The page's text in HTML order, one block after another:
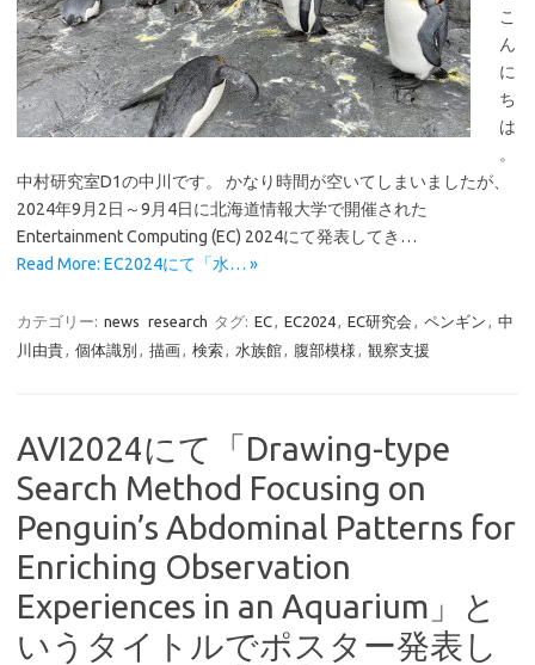
こ
ん
に
ち
は
。
中村研究室D1の中川です。 かなり時間が空いてしまいましたが、
2024年9月2日～9月4日に北海道情報大学で開催された
Entertainment Computing (EC) 2024にて発表してき…
Read More: EC2024にて「水… »
カテゴリー: news research タグ: EC, EC2024, EC研究会 , ペンギン , 中
川由貴, 個体識別 , 描画, 検索, 水族館, 腹部模様 , 観察支援
AVI2024にて「Drawing-type
Search Method Focusing on
Penguin’s Abdominal Patterns for
Enriching Observation
Experiences in an Aquarium」と
いうタイトルでポスター発表し